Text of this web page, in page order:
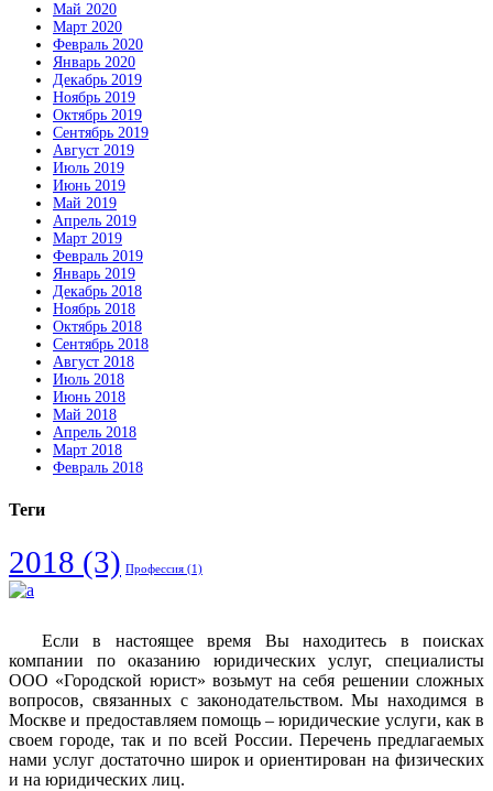
Май 2020
Март 2020
Февраль 2020
Январь 2020
Декабрь 2019
Ноябрь 2019
Октябрь 2019
Сентябрь 2019
Август 2019
Июль 2019
Июнь 2019
Май 2019
Апрель 2019
Март 2019
Февраль 2019
Январь 2019
Декабрь 2018
Ноябрь 2018
Октябрь 2018
Сентябрь 2018
Август 2018
Июль 2018
Июнь 2018
Май 2018
Апрель 2018
Март 2018
Февраль 2018
Теги
2018 (3) Профессия (1)
Если в настоящее время Вы находитесь в поисках
компании по оказанию юридических услуг, специалисты
ООО «Городской юрист» возьмут на себя решении сложных
вопросов, связанных с законодательством. Мы находимся в
Москве и предоставляем помощь – юридические услуги, как в
своем городе, так и по всей России. Перечень предлагаемых
нами услуг достаточно широк и ориентирован на физических
и на юридических лиц.